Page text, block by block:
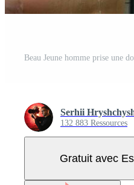
Serhii
132 883 Ressources
Gratuit avec